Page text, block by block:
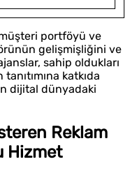
müşteri portföyü ve
gelişmişliğini ve
sahip oldukları
katkıda
dijital dünyadaki
Reklam
Hizmet